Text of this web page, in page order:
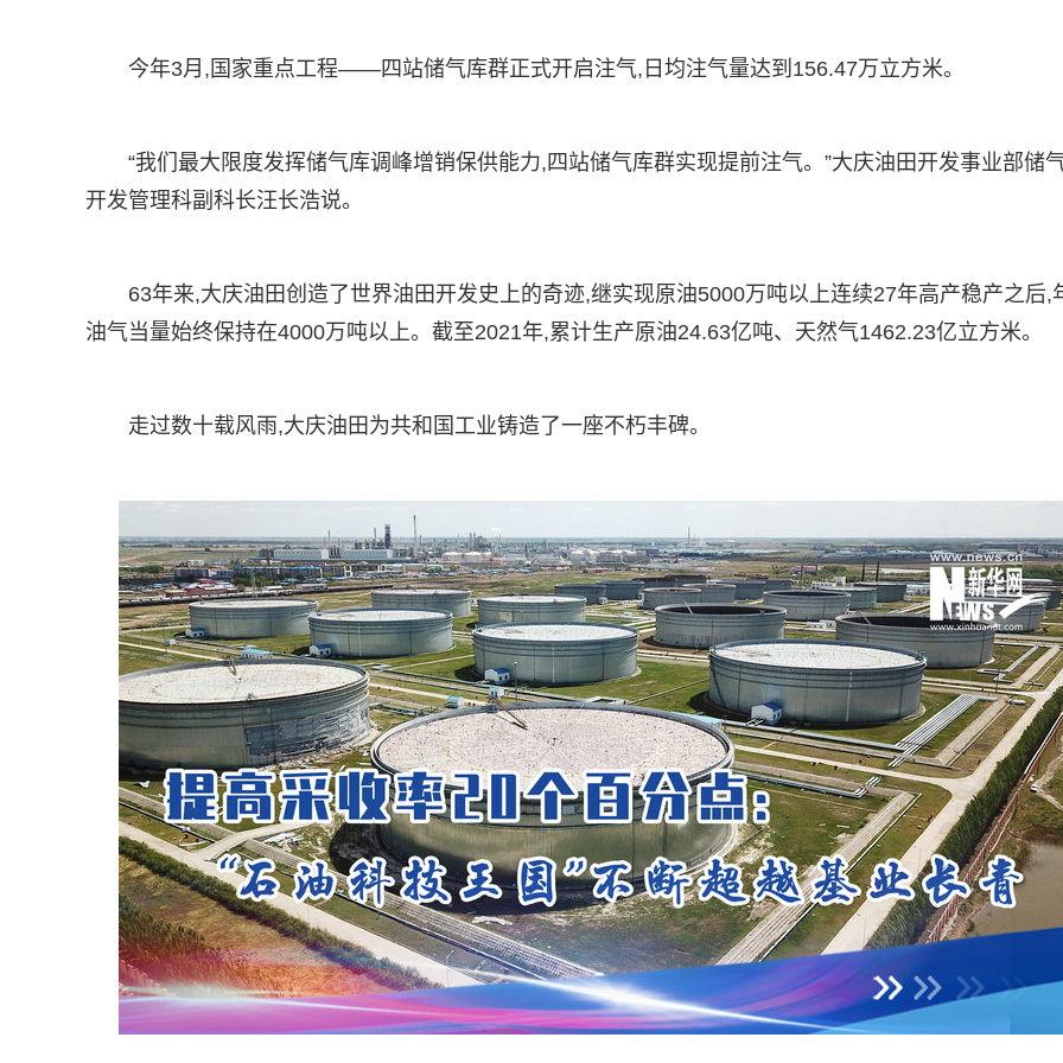
今年3月,国家重点工程——四站储气库群正式开启注气,日均注气量达到156.47万立方米。
“我们最大限度发挥储气库调峰增销保供能力,四站储气库群实现提前注气。”大庆油田开发事业部储
开发管理科副科长汪长浩说。
63年来,大庆油田创造了世界油田开发史上的奇迹,继实现原油5000万吨以上连续27年高产稳产之后,
油气当量始终保持在4000万吨以上。截至2021年,累计生产原油24.63亿吨、天然气1462.23亿立方米。
走过数十载风雨,大庆油田为共和国工业铸造了一座不朽丰碑。